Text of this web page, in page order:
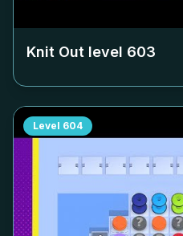
Knit Out level 603
Level 604